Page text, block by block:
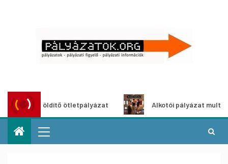
ötletpályázat Alkotói pályázat multimédia-